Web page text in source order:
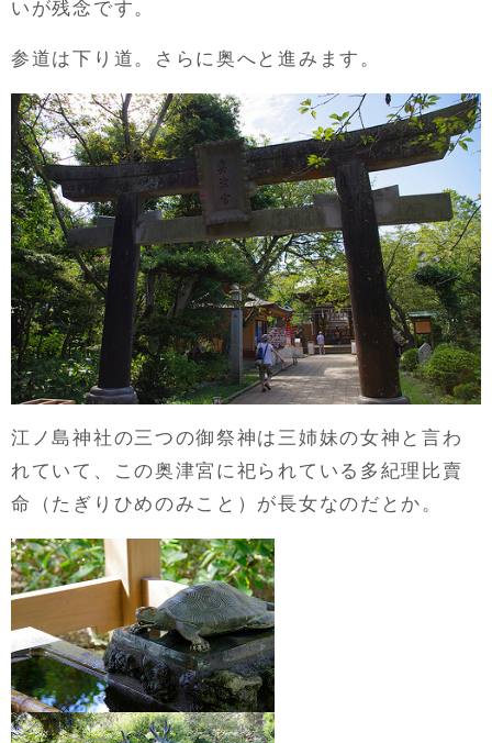
いが残念です。
参道は下り道。さらに奥へと進みます。
江ノ島神社の三つの御祭神は三姉妹の女神と言わ
れていて、この奥津宮に祀られている多紀理比賣
命（たぎりひめのみこと）が長女なのだとか。